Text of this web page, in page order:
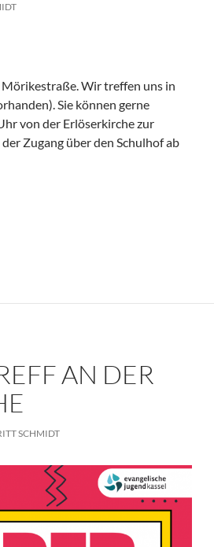
Wir treffen uns in
Sie können gerne
von der Erlöserkirche zur
Zugang über den Schulhof ab
AN DER
SCHMIDT